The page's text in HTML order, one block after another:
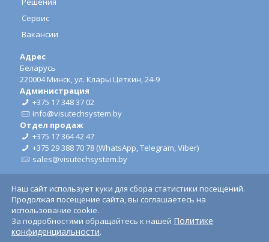
Сервис
Вакансии
Адрес
Беларусь
220004 Минск, ул. Клары Цеткин, 24-9
Администрация
+375 17 348 37 02
info@visutechsystem.by
Отдел продаж
+375 17 364 42 47
+375 29 388 70 78 (WhatsApp,Telegram,Viber)
sales@visutechsystem.by
© ООО "Визутех Систем", 2026.
Использование торговых
Наш сайт использует куки для сбора статистики посещений.
Продолжая посещение сайта, вы соглашаетесь на
использование cookie.
За подробностями обращайтесь к нашей Политике
конфиденциальности.